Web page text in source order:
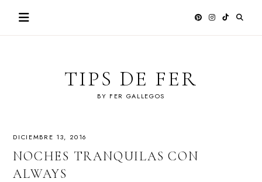
TIPS DE FER
BY FER GALLEGOS
DICIEMBRE 13, 2016
NOCHES TRANQUILAS CON
ALWAYS